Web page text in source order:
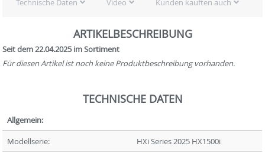
Technische Daten Video Kunden kauften auch
ARTIKELBESCHREIBUNG
Seit dem 22.04.2025 im Sortiment
Für diesen Artikel ist noch keine Produktbeschreibung vorhanden.
TECHNISCHE DATEN
Allgemein:
Modellserie:
HXi Series 2025 HX1500i